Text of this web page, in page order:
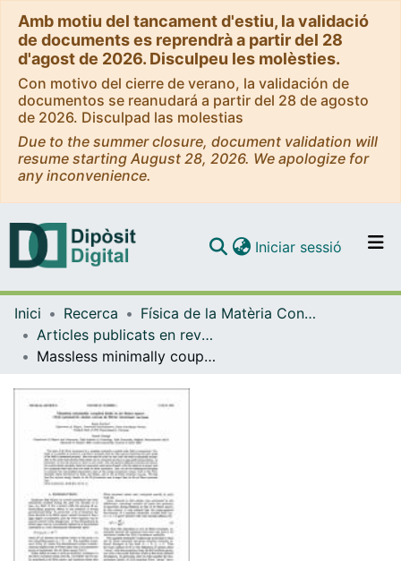
Amb motiu del tancament d'estiu, la validació
de documents es reprendrà a partir del 28
d'agost de 2026. Disculpeu les molèsties.
Con motivo del cierre de verano, la validación de
documentos se reanudará a partir del 28 de agosto
de 2026. Disculpad las molestias
Due to the summer closure, document validation will
resume starting August 28, 2026. We apologize for
any inconvenience.
Navega per tot el DD
Contacte
Iniciar sessió (current)
Inici Recerca
Física de la Matèria Condensada
Articles publicats en revistes (Física de la Matèria Condensada)
Massless minimally coupled fields in de Sitter space: O(4)-symmetric states versus de Sitter invariant vacuum